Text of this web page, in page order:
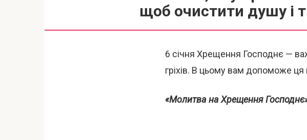
щоб очистити душу і
6 січня Хрещення Господнє —
гріхів. В цьому вам допоможе ця
«Молитва на Хрещення